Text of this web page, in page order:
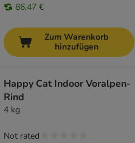
86,47 €
Zum Warenkorb
hinzufügen
Happy Cat Indoor Voralpen-
Rind
4 kg
Not rated